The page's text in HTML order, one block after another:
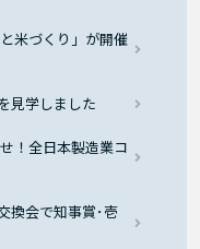
米づくり」が開催
見学しました
！全日本製造業コ
換会で知事賞･壱